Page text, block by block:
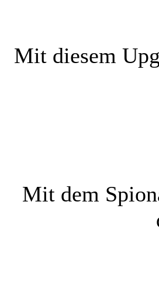
Mit diesem
Mit dem